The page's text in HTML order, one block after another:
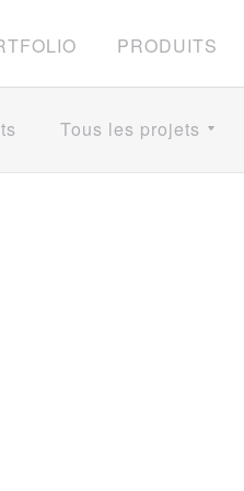
PRODUITS
Tous les projets